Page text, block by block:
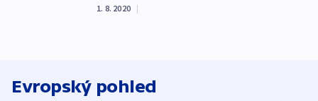
1. 8. 2020 |
Evropský pohled